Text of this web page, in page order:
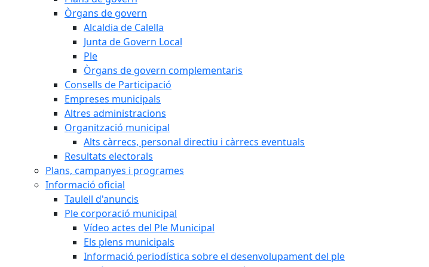
Òrgans de govern
Alcaldia de Calella
Junta de Govern Local
Ple
Òrgans de govern complementaris
Consells de Participació
Empreses municipals
Altres administracions
Organització municipal
Alts càrrecs, personal directiu i càrrecs eventuals
Resultats electorals
Plans, campanyes i programes
Informació oficial
Taulell d'anuncis
Ple corporació municipal
Vídeo actes del Ple Municipal
Els plens municipals
Informació periodística sobre el desenvolupament del ple